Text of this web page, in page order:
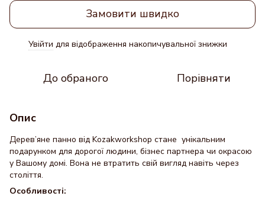
Замовити швидко
Увійти для відображення накопичувальної знижки
До обраного Порівняти
Опис
Дерев’яне панно від Kozakworkshop стане унікальним
подарунком для дорогої людини, бізнес партнера чи окрасою
у Вашому домі. Вона не втратить свій вигляд навіть через
століття.
Особливості: